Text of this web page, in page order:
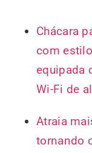
Chácara
com
equipada
Wi-Fi de
Atraia
tornando